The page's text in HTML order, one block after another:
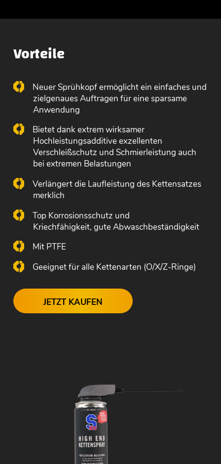
Vorteile
Neuer Sprühkopf ermöglicht ein einfaches und
zielgenaues Auftragen für eine sparsame
Anwendung
Bietet dank extrem wirksamer
Hochleistungsadditive exzellenten
Verschleißschutz und Schmierleistung auch
bei extremen Belastungen
Verlängert die Laufleistung des Kettensatzes
merklich
Top Korrosionsschutz und
Kriechfähigkeit, gute Abwaschbeständigkeit
Mit PTFE
Geeignet für alle Kettenarten (O/X/Z-Ringe)
JETZT KAUFEN